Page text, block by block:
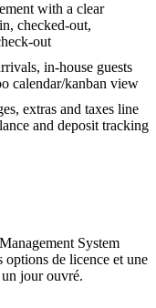
with a clear
checked-out,
out
in-house guests
calendar/kanban view
extras and taxes line
and deposit tracking
System
options de licence et une
jour ouvré.